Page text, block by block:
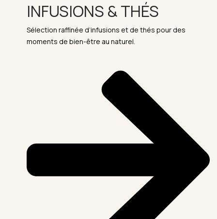
INFUSIONS & THÉS
Sélection raffinée d’infusions et de thés pour des
moments de bien-être au naturel.